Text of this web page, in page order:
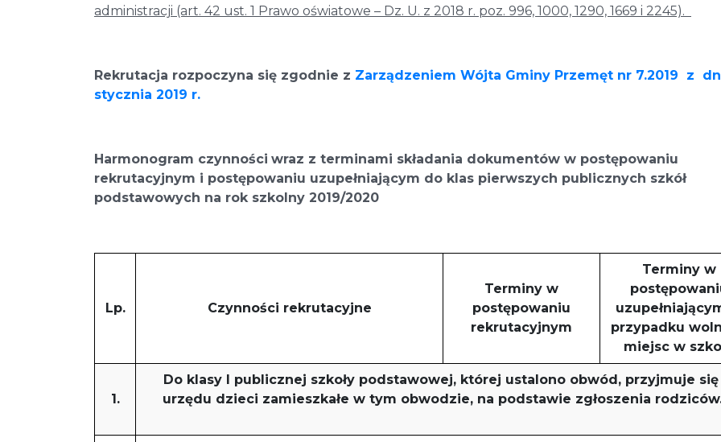
administracji (art. 42 ust. 1 Prawo oświatowe – Dz. U. z 2018 r. poz. 996, 1000, 1290, 1669 i 2245).
Rekrutacja rozpoczyna się zgodnie z Zarządzeniem Wójta Gminy Przemęt nr 7.2019 z
stycznia 2019 r.
Harmonogram czynności wraz z terminami składania dokumentów w postępowaniu
rekrutacyjnym i postępowaniu uzupełniającym do klas pierwszych publicznych szkół
podstawowych na rok szkolny 2019/2020
Lp. Czynności rekrutacyjne
Terminy w
postępowaniu
rekrutacyjnym
Terminy w
przypadku
miejsc w
1.
Do klasy I publicznej szkoły podstawowej, której ustalono obwód, przyjmuje się
urzędu dzieci zamieszkałe w tym obwodzie, na podstawie zgłoszenia